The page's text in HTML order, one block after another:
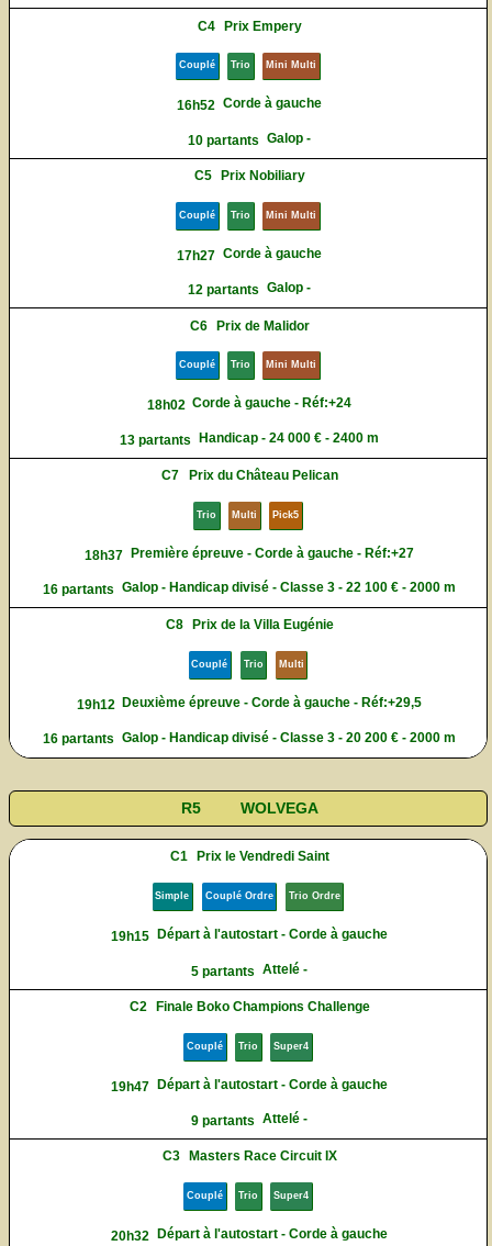
C4 Prix Empery
Couplé Trio Mini Multi
16h52 Corde à gauche
10 partants Galop -
C5 Prix Nobiliary
Couplé Trio Mini Multi
17h27 Corde à gauche
12 partants Galop -
C6 Prix de Malidor
Couplé Trio Mini Multi
18h02 Corde à gauche - Réf:+24
13 partants Handicap - 24 000 € - 2400 m
C7 Prix du Château Pelican
Trio Multi Pick5
18h37 Première épreuve - Corde à gauche - Réf:+27
16 partants Galop - Handicap divisé - Classe 3 - 22 100 € - 2000 m
C8 Prix de la Villa Eugénie
Couplé Trio Multi
19h12 Deuxième épreuve - Corde à gauche - Réf:+29,5
16 partants Galop - Handicap divisé - Classe 3 - 20 200 € - 2000 m
R5 WOLVEGA
C1 Prix le Vendredi Saint
Simple Couplé Ordre Trio Ordre
19h15 Départ à l'autostart - Corde à gauche
5 partants Attelé -
C2 Finale Boko Champions Challenge
Couplé Trio Super4
19h47 Départ à l'autostart - Corde à gauche
9 partants Attelé -
C3 Masters Race Circuit IX
Couplé Trio Super4
20h32 Départ à l'autostart - Corde à gauche